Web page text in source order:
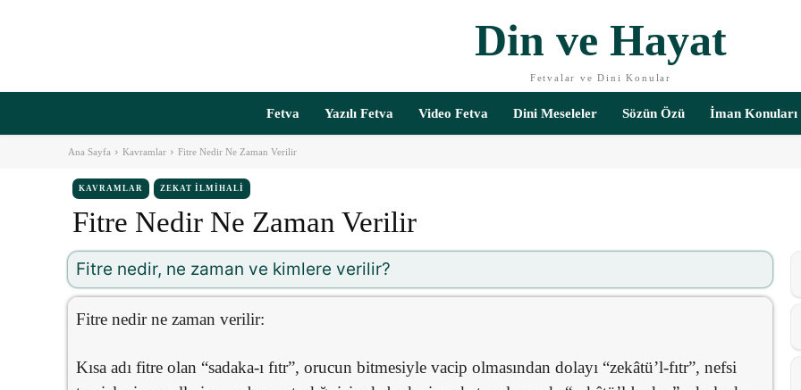
Din ve Hayat
Fetvalar ve Dini Konular
Fetva Yazılı Fetva Video Fetva Dini Meseleler Sözün Özü İman Konuları
Ana Sayfa Kavramlar Fitre Nedir Ne Zaman Verilir
KAVRAMLAR ZEKAT İLMIHALI
Fitre Nedir Ne Zaman Verilir
Fitre nedir, ne zaman ve kimlere verilir?
Fitre nedir ne zaman verilir:
Kısa adı fitre olan “sadaka-ı fıtr”, orucun bitmesiyle vacip olmasından dolayı “zekâtü’l-fıtr”, nefsi